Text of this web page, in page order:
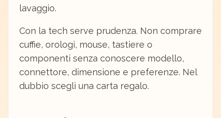
lavaggio.
Con la tech serve prudenza. Non comprare
cuffie, orologi, mouse, tastiere o
componenti senza conoscere modello,
connettore, dimensione e preferenze. Nel
dubbio scegli una carta regalo.